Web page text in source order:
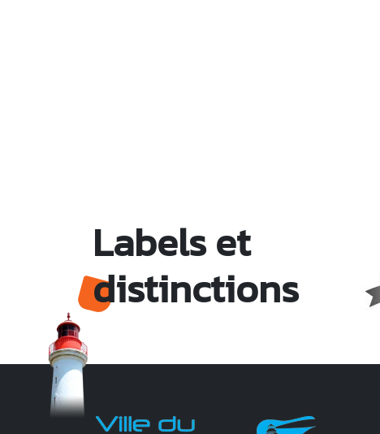
Labels et
distinctions